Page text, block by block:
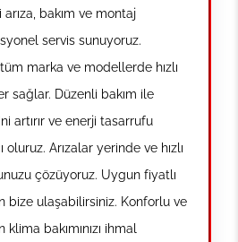
bakım ve montaj
servis sunuyoruz.
marka ve modellerde hızlı
sağlar. Düzenli bakım ile
artırır ve enerji tasarrufu
oluruz. Arızalar yerinde ve hızlı
çözüyoruz. Uygun fiyatlı
bize ulaşabilirsiniz. Konforlu ve
bakımınızı ihmal